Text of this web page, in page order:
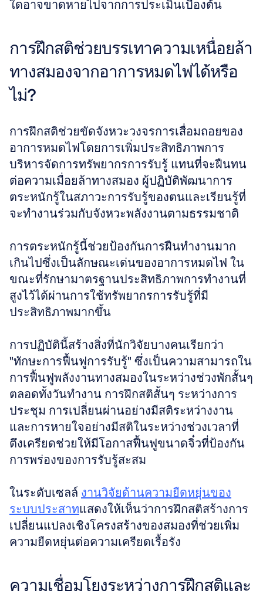
ใดอาจขาดหายไปจากการประเมินเบื้องต้น
การฝึกสติช่วยบรรเทาความเหนื่อยล้า
ทางสมองจากอาการหมดไฟได้หรือ
ไม่?
การฝึกสติช่วยขัดจังหวะวงจรการเสื่อมถอยของ
อาการหมดไฟโดยการเพิ่มประสิทธิภาพการ
บริหารจัดการทรัพยากรการรับรู้ แทนที่จะฝืนทน
ต่อความเมื่อยล้าทางสมอง ผู้ปฏิบัติพัฒนาการ
ตระหนักรู้ในสภาวะการรับรู้ของตนและเรียนรู้ที่
จะทำงานร่วมกับจังหวะพลังงานตามธรรมชาติ
การตระหนักรู้นี้ช่วยป้องกันการฝืนทำงานมาก
เกินไปซึ่งเป็นลักษณะเด่นของอาการหมดไฟ ใน
ขณะที่รักษามาตรฐานประสิทธิภาพการทำงานที่
สูงไว้ได้ผ่านการใช้ทรัพยากรการรับรู้ที่มี
ประสิทธิภาพมากขึ้น
การปฏิบัตินี้สร้างสิ่งที่นักวิจัยบางคนเรียกว่า
"ทักษะการฟื้นฟูการรับรู้" ซึ่งเป็นความสามารถใน
การฟื้นฟูพลังงานทางสมองในระหว่างช่วงพักสั้นๆ
ตลอดทั้งวันทำงาน การฝึกสติสั้นๆ ระหว่างการ
ประชุม การเปลี่ยนผ่านอย่างมีสติระหว่างงาน
และการหายใจอย่างมีสติในระหว่างช่วงเวลาที่
ตึงเครียดช่วยให้มีโอกาสฟื้นฟูขนาดจิ๋วที่ป้องกัน
การพร่องของการรับรู้สะสม
ในระดับเซลล์ งานวิจัยด้านความยืดหยุ่นของ
ระบบประสาทแสดงให้เห็นว่าการฝึกสติสร้างการ
เปลี่ยนแปลงเชิงโครงสร้างของสมองที่ช่วยเพิ่ม
ความยืดหยุ่นต่อความเครียดเรื้อรัง
ความเชื่อมโยงระหว่างการฝึกสติและ